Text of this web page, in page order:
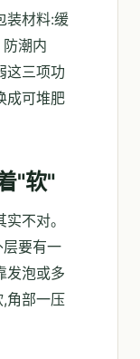
装材料:缓
潮内
这三项功
成可堆肥
"软"
不对。
要有一
发泡或多
角部一压